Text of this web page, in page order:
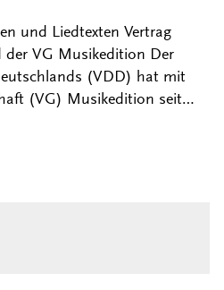
und Liedtexten Vertrag
der VG Musikedition Der
(VDD) hat mit
(VG) Musikedition seit…